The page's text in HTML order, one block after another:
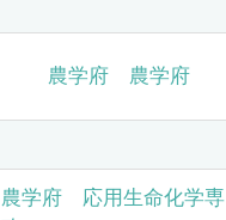
農学府 農学府
農学府 応用生命化学専